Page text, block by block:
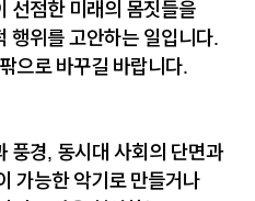
선점한 미래의 몸짓들을
행위를 고안하는 일입니다.
으로 바꾸길 바랍니다.
풍경, 동시대 사회의 단면과
가능한 악기로 만들거나